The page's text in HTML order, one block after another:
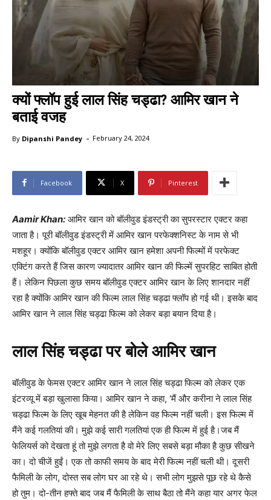
क्यों फ्लॉप हुई लाल सिंह चड्ढा? आमिर खान ने
बताई वजह
By Dipanshi Pandey - February 24, 2024
Facebook X Pinterest
Aamir Khan: आमिर खान को बॉलीवुड इंडस्ट्री का सुपरस्टार एक्टर कहा
जाता है। पूरी बॉलीवुड इंडस्ट्री में आमिर खान परफेक्शनिस्ट के नाम से भी
मशहूर। क्योंकि बॉलीवुड एक्टर आमिर खान हमेशा अपनी फिल्मों में परफेक्ट
एक्टिंग करते हैं जिस कारण ज्यादातर आमिर खान की फिल्में सुपरहिट साबित होती
हैं। लेकिन पिछला कुछ समय बॉलीवुड एक्टर आमिर खान के लिए शानदार नहीं
रहा है क्योंकि आमिर खान की फिल्म लाल सिंह चड्ढा फ्लॉप हो गई थी। इसके बाद
आमिर खान ने लाल सिंह चड्ढा फिल्म को लेकर बड़ा बयान दिया है।
लाल सिंह चड्ढा पर बोले आमिर खान
बॉलीवुड के फेमस एक्टर आमिर खान ने लाल सिंह चड्ढा फिल्म को लेकर एक
इंटरव्यू में बड़ा खुलासा किया। आमिर खान ने कहा, ‘मैं और करीना ने लाल सिंह
चड्ढा फिल्म के लिए खूब मेहनत की है लेकिन वह फिल्म नहीं चली। इस फिल्म में
मैंने कई गलतियां की। मुझे कई सारी गलतियां एक ही फिल्म में हुई है।जब मैं
फेलियर्स को देखता हूं तो मुझे लगता है वो मेरे लिए सबसे बड़ा मौका है कुछ सीखने
का। दो चीजें हुईं। एक तो काफी समय के बाद मेरी फिल्म नहीं चली थी। दूसरी
फैमिली के लोग, दोस्त सब लोग घर आ रहे थे। सभी लोग मुझसे पूछ रहे थे कैसे
हो तुम। दो-तीन हफ्ते बाद जब मैं फैमिली के साथ बैठा तो मैंने कहा यार अगर फेल